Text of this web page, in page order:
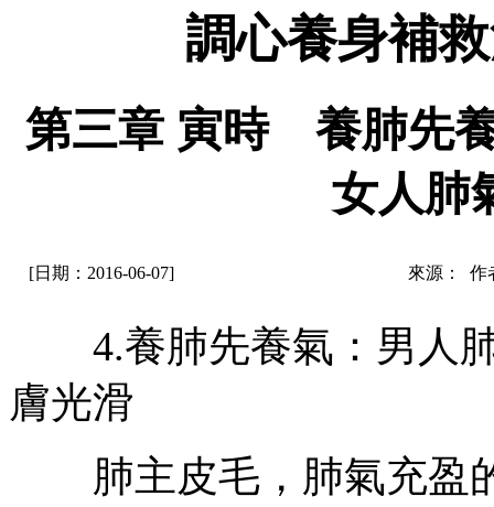
調心養身補
第三章 寅時 養肺先
女人肺
[日期：2016-06-07] 來源： 作
4.養肺先養氣：男人肺
膚光滑
肺主皮毛，肺氣充盈